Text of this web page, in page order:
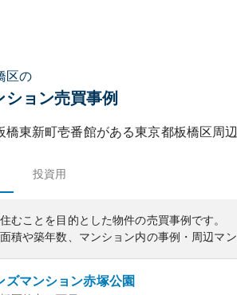
区の
ション売買事例
橋東新町壱番館がある東京都板橋区周
投資用
むことを目的とした物件の売買事例です。
積や築年数、マンション内の事例・周辺マ
ズマンション赤塚公園